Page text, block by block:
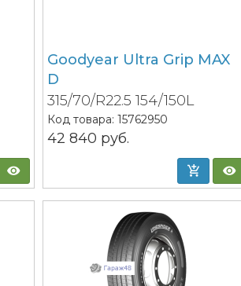
Goodyear Ultra Grip MAX
D
315/70/R22.5 154/150L
Код товара:15762950
42 840 руб.